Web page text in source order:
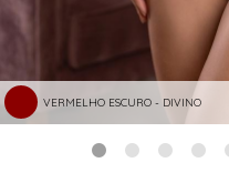
VERMELHO ESCURO - DIVINO